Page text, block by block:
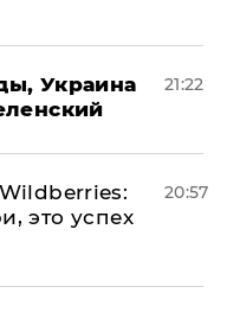
Украина
21:22
это успех
20:57